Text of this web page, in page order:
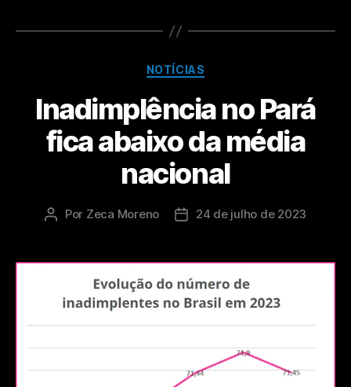
NOTÍCIAS
Inadimplência no Pará
fica abaixo da média
nacional
Por Zeca Moreno 24 de julho de 2023